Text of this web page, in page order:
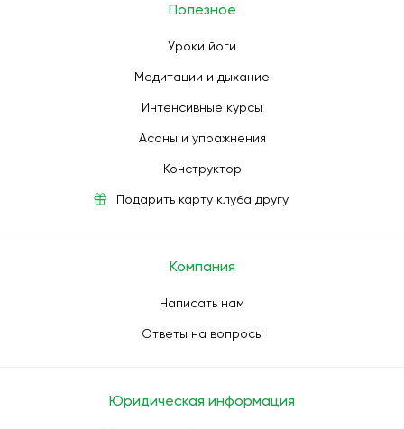
Полезное
Уроки йоги
Медитации и дыхание
Интенсивные курсы
Асаны и упражнения
Конструктор
Подарить карту клуба другу
Компания
Написать нам
Ответы на вопросы
Юридическая информация